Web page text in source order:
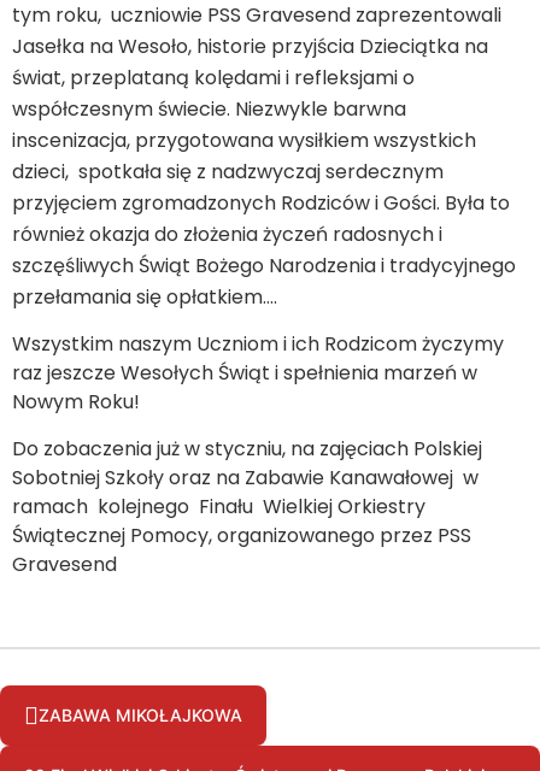
tym roku, uczniowie PSS Gravesend zaprezentowali
Jasełka na Wesoło, historie przyjścia Dzieciątka na
świat, przeplataną kolędami i refleksjami o
współczesnym świecie. Niezwykle barwna
inscenizacja, przygotowana wysiłkiem wszystkich
dzieci, spotkała się z nadzwyczaj serdecznym
przyjęciem zgromadzonych Rodziców i Gości. Była to
również okazja do złożenia życzeń radosnych i
szczęśliwych Świąt Bożego Narodzenia i tradycyjnego
przełamania się opłatkiem….
Wszystkim naszym Uczniom i ich Rodzicom życzymy
raz jeszcze Wesołych Świąt i spełnienia marzeń w
Nowym Roku!
Do zobaczenia już w styczniu, na zajęciach Polskiej
Sobotniej Szkoły oraz na Zabawie Kanawałowej w
ramach kolejnego Finału Wielkiej Orkiestry
Świątecznej Pomocy, organizowanego przez PSS
Gravesend
ZABAWA MIKOŁAJKOWA